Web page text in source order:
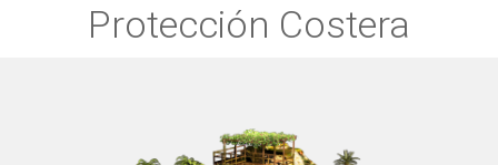
Protección Costera